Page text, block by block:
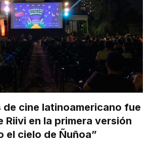
de cine latinoamericano fue
Riivi en la primera versión
el cielo de Ñuñoa”